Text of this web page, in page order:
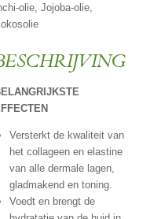
olie, Jojoba-olie,
Versterkt de kwaliteit van
het collageen en elastine
van alle dermale lagen,
gladmakend en toning.
Voedt en brengt de